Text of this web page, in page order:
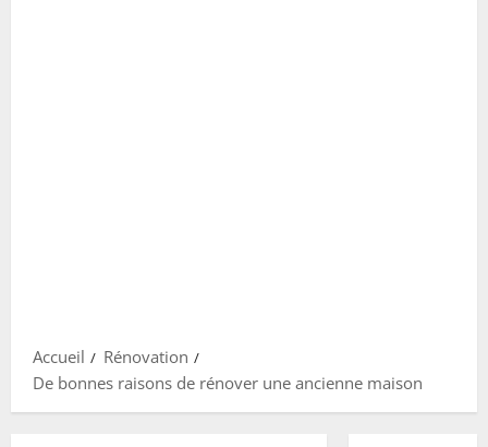
Accueil
Rénovation
De bonnes raisons de rénover une ancienne maison